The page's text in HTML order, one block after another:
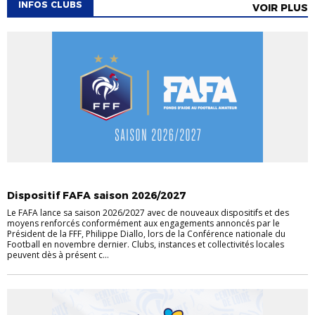
INFOS CLUBS VOIR PLUS
Dispositif FAFA saison 2026/2027
Le FAFA lance sa saison 2026/2027 avec de nouveaux dispositifs et des
moyens renforcés conformément aux engagements annoncés par le
Président de la FFF, Philippe Diallo, lors de la Conférence nationale du
Football en novembre dernier. Clubs, instances et collectivités locales
peuvent dès à présent c...